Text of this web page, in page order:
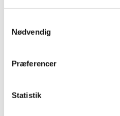
Nødvendig
Præferencer
Statistik
2019 Forårsudstillingen i Hillerød,
2018 Frederiksbergs
2018 The Other Art Fair,
2018 Forårudstillingen i Hillerød,